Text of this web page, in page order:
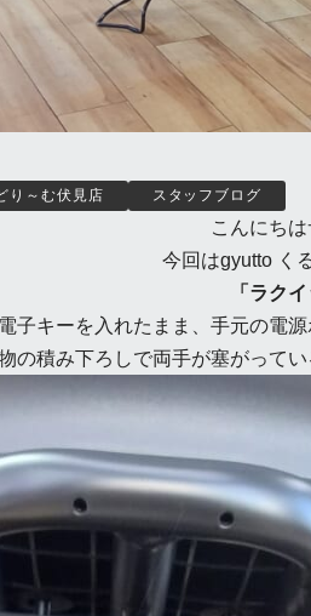
り～む伏見店 スタッフブログ
こんにち
今回はgyutto く
「ラク
キーを入れたまま、手元の電源
の積み下ろしで両手が塞がって